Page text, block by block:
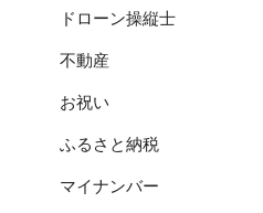
ドローン操縦士
不動産
お祝い
ふるさと納税
マイナンバー